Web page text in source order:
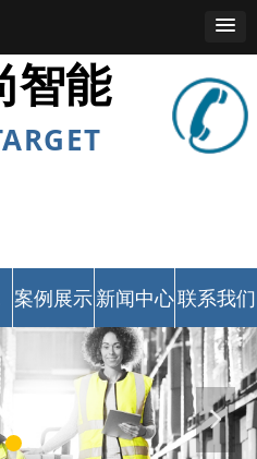
넲
智能
案例展示 新闻中心联系我们